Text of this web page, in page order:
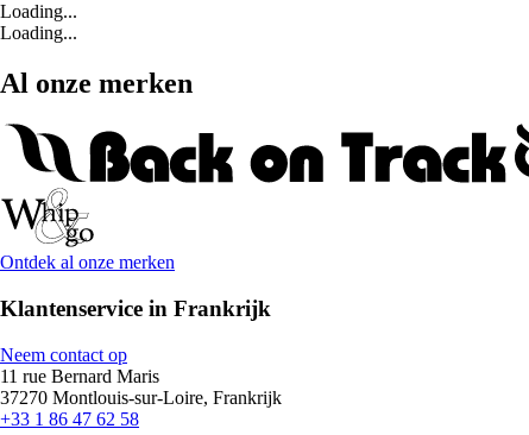
Loading...
Loading...
Al onze merken
Ontdek al onze merken
Klantenservice in Frankrijk
Neem contact op
11 rue Bernard Maris
37270 Montlouis-sur-Loire, Frankrijk
+33 1 86 47 62 58